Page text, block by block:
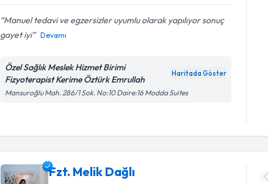
Manuel tedavi ve egzersizler uyumlu olarak yapılıyor sonuç
gayet iyi
Devamı
Özel Sağlık Meslek Hizmet Birimi
Fizyoterapist Kerime Öztürk Emrullah
Haritada Göster
Mansuroğlu Mah. 286/1 Sok. No:10 Daire:16 Modda Suites
Fzt. Melik Dağlı